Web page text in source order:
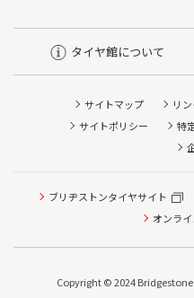
タイヤ館について
サイトマップ リ
サイトポリシー
特
ブリヂストンタイヤサイト
オンラ
Copyright © 2024
タイヤ点検・安全点検/タ
ピット作業の予約
本日のタイヤ履き替え順